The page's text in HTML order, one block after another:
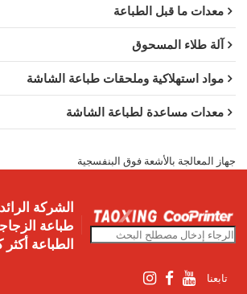
معدات ما قبل الطباعة
آلة طلاء المسحوق
مواد استهلاكية وملحقات طباعة الشاشة
معدات مساعدة لطباعة الشاشة
جهاز المعالجة بالأشعة فوق البنفسجية
الشركة
طباعة
الطباعة
تابعنا